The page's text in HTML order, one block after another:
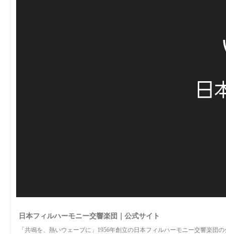
日本フィルハーモニー交響楽団｜公式サイト
「共鳴を、熱いウェーブに」1956年創立の日本フィルハーモニー交響楽